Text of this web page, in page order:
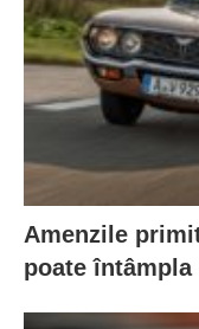
Amenzile
poate